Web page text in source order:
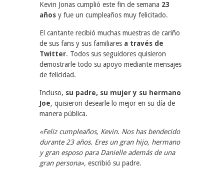
Kevin Jonas cumplió este fin de semana 23
años y fue un cumpleaños muy felicitado.
El cantante recibió muchas muestras de cariño
de sus fans y sus familiares a través de
Twitter. Todos sus seguidores quisieron
demostrarle todo su apoyo mediante mensajes
de felicidad.
Incluso, su padre, su mujer y su hermano
Joe, quisieron desearle lo mejor en su día de
manera pública.
«Feliz cumpleaños, Kevin. Nos has bendecido
durante 23 años. Eres un gran hijo, hermano
y gran esposo para Danielle además de una
gran persona», escribió su padre.